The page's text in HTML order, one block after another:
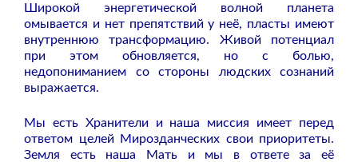
Широкой энергетической волной планета
омывается и нет препятствий у неё, пласты имеют
внутреннюю трансформацию. Живой потенциал
при этом обновляется, но с болью,
недопониманием со стороны людских сознаний
выражается.
Мы есть Хранители и наша миссия имеет перед
ответом целей Мирозданческих свои приоритеты.
Земля есть наша Мать и мы в ответе за её